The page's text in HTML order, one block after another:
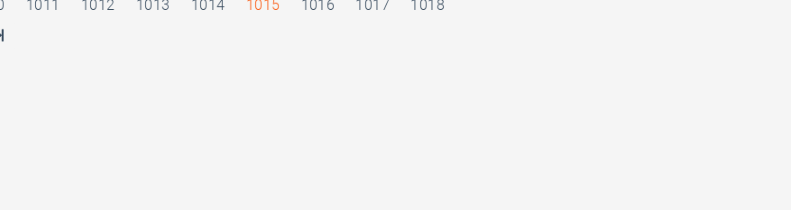
1011 1012 1013 1014 1015 1016 1017
1018